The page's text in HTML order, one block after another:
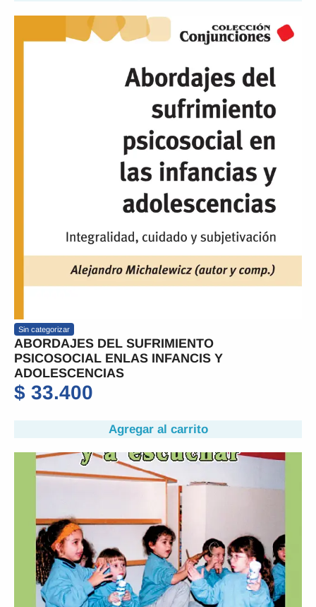
Sin categorizar
ABORDAJES DEL SUFRIMIENTO
PSICOSOCIAL ENLAS INFANCIS Y
ADOLESCENCIAS
$ 33.400
Agregar al carrito